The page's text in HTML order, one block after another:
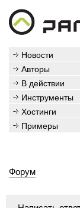
Новости
Авторы
В действии
Инструменты
Хостинги
Примеры
Форум